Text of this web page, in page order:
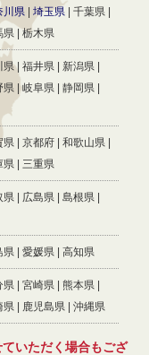
川県 埼玉県
千葉県
県 栃木県
県 福井県
新潟県
県 岐阜県
静岡県
県 京都府
和歌山県
県 三重県
県 広島県
島根県
県 愛媛県 高知県
県 宮崎県
熊本県
県 鹿児島県 沖縄県
いただく場合もござ